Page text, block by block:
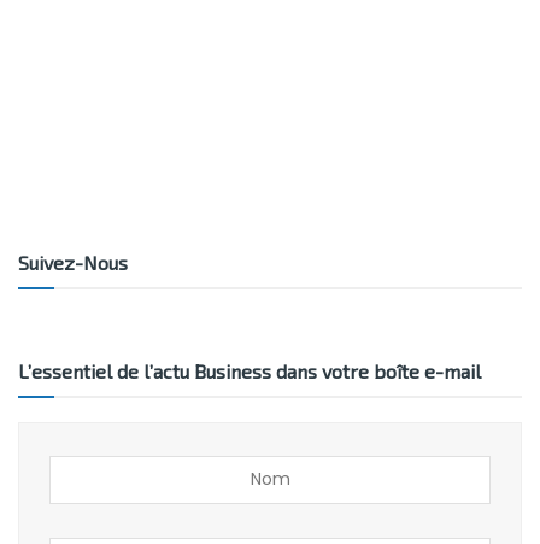
Suivez-Nous
L’essentiel de l’actu Business dans votre boîte e-mail